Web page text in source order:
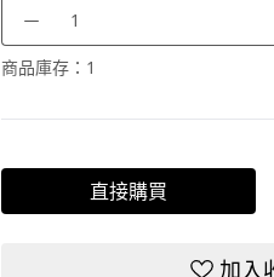
－
商品庫存： 1
直接購買
加入